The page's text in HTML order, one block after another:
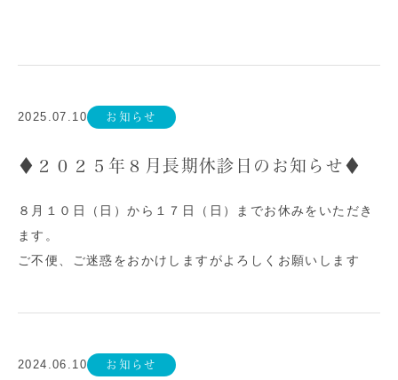
2025.07.10 お知らせ
♦２０２５年８月長期休診日のお知らせ♦
８月１０日（日）から１７日（日）までお休みをいただき
ます。
ご不便、ご迷惑をおかけしますがよろしくお願いします
2024.06.10 お知らせ